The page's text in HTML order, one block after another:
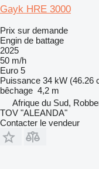
Gayk HRE 3000
Prix sur demande
Engin de battage
2025
50 m/h
Euro 5
Puissance 34 kW (46.26
bêchage 4,2 m
Afrique du Sud,
TOV "ALEANDA"
Contacter le vendeur